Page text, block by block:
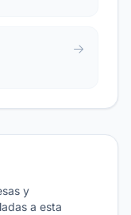
y
a esta